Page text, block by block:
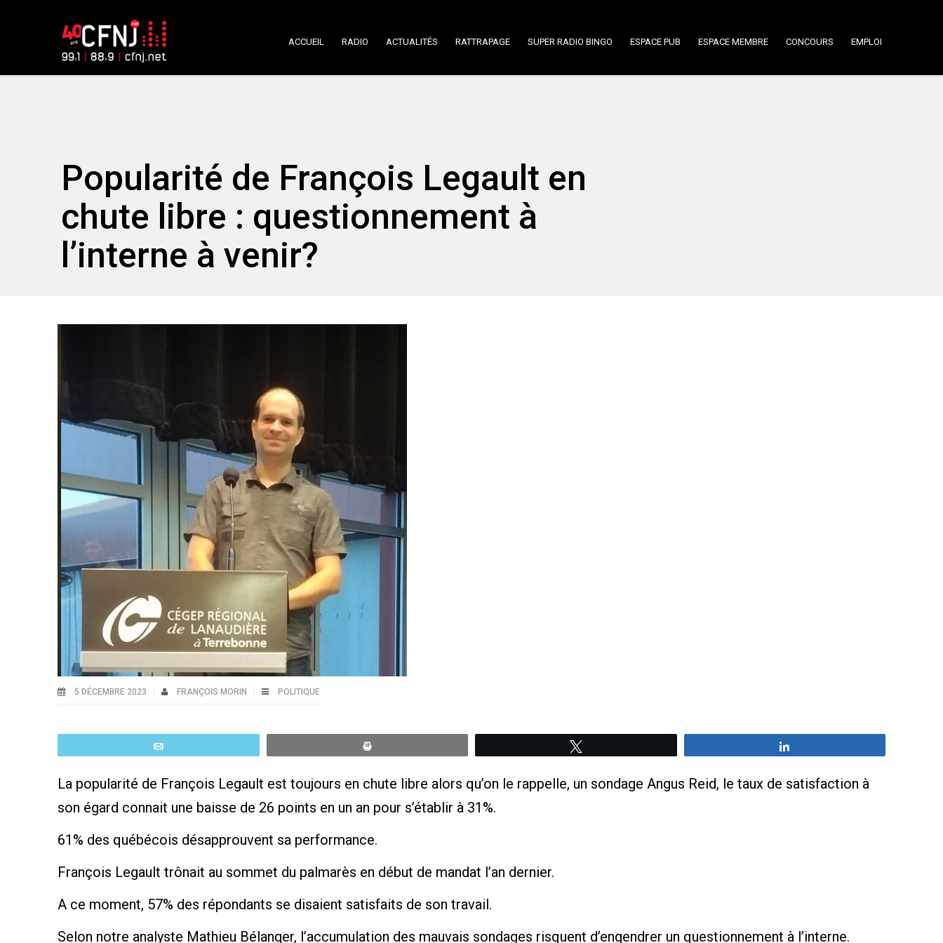
ACCUEIL RADIO ACTUALITÉS RATTRAPAGE SUPER RADIO BINGO ESPACE PUB ESPACE MEMBRE CONCOURS EMPLOI
Popularité de François Legault en
chute libre : questionnement à
l’interne à venir?
5 DÉCEMBRE 2023 FRANÇOIS MORIN POLITIQUE
La popularité de François Legault est toujours en chute libre alors qu’on le rappelle, un sondage Angus Reid, le taux de satisfaction à
son égard connait une baisse de 26 points en un an pour s’établir à 31%.
61% des québécois désapprouvent sa performance.
François Legault trônait au sommet du palmarès en début de mandat l’an dernier.
A ce moment, 57% des répondants se disaient satisfaits de son travail.
Selon notre analyste Mathieu Bélanger, l’accumulation des mauvais sondages risquent d’engendrer un questionnement à l’interne.